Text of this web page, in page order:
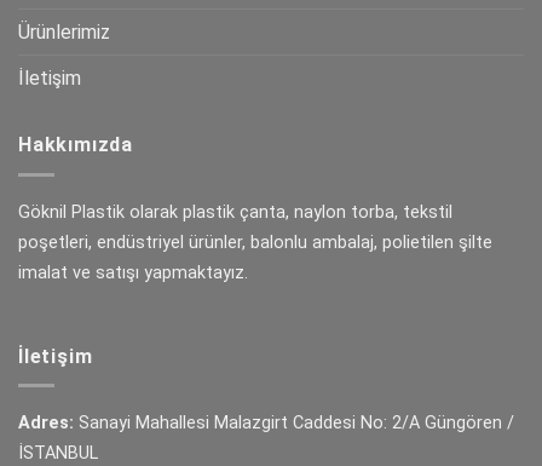
Ürünlerimiz
İletişim
Hakkımızda
Göknil Plastik olarak plastik çanta, naylon torba, tekstil
poşetleri, endüstriyel ürünler, balonlu ambalaj, polietilen şilte
imalat ve satışı yapmaktayız.
İletişim
Adres: Sanayi Mahallesi Malazgirt Caddesi No: 2/A Güngören /
İSTANBUL